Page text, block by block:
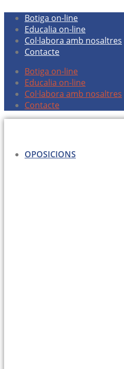
contingut
Botiga on-line
Educalia on-line
Col·labora amb nosaltres
Contacte
Botiga on-line
Educalia on-line
Col·labora amb nosaltres
Contacte
OPOSICIONS